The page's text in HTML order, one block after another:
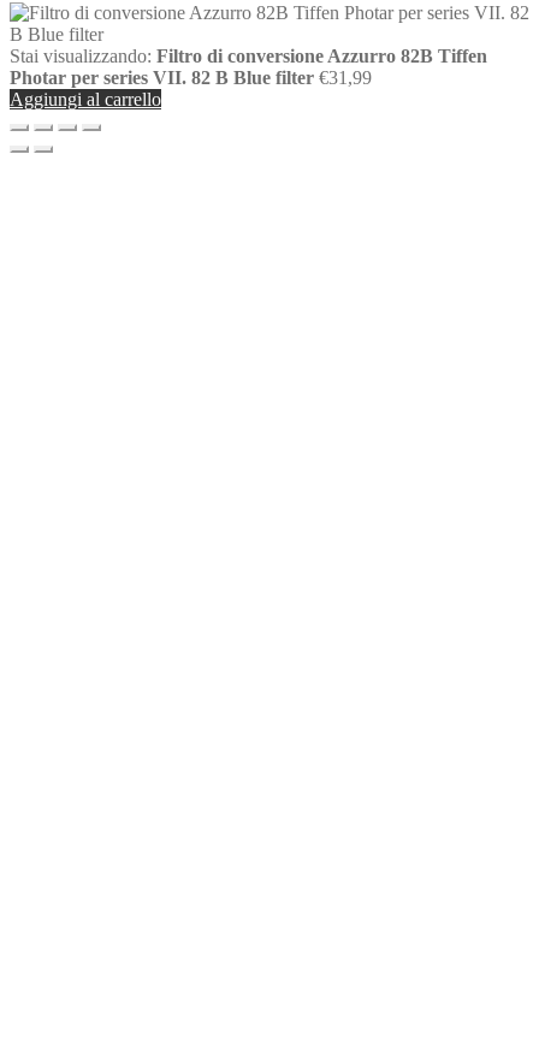
Stai visualizzando: Filtro di conversione Azzurro 82B Tiffen
Photar per series VII. 82 B Blue filter €31,99
Aggiungi al carrello